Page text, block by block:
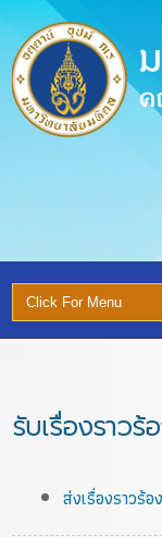
รับเรื่องราว
ส่งเรื่องราวร้อ